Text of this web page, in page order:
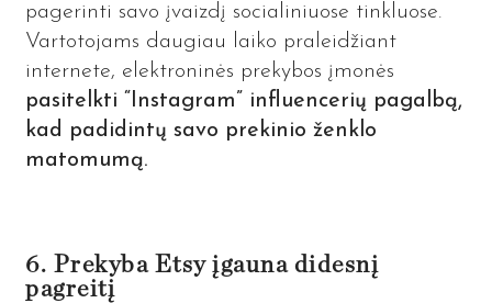
pagerinti savo įvaizdį socialiniuose tinkluose.
Vartotojams daugiau laiko praleidžiant
internete, elektroninės prekybos įmonės
pasitelkti “Instagram” influencerių pagalbą,
kad padidintų savo prekinio ženklo
matomumą.
6. Prekyba Etsy įgauna didesnį
pagreitį